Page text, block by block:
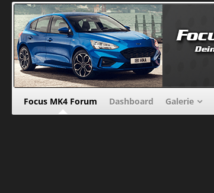
Focus MK4 Forum Dashboard Galerie